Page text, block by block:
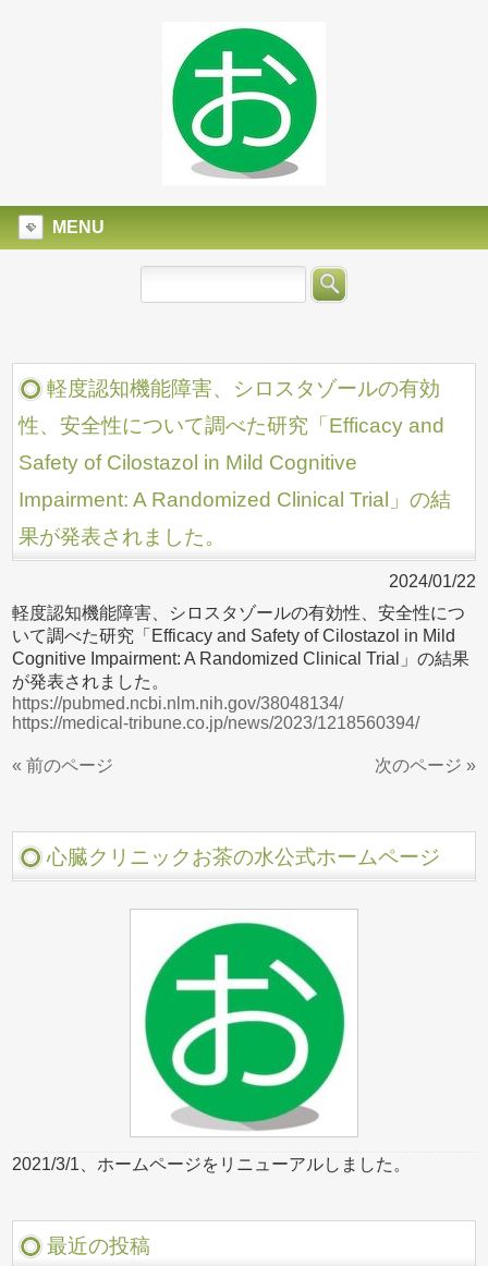
MENU
軽度認知機能障害、シロスタゾールの有効
性、安全性について調べた研究「Efficacy and
Safety of Cilostazol in Mild Cognitive
Impairment: A Randomized Clinical Trial」の結
果が発表されました。
2024/01/22
軽度認知機能障害、シロスタゾールの有効性、安全性につ
いて調べた研究「Efficacy and Safety of Cilostazol in Mild
Cognitive Impairment: A Randomized Clinical Trial」の結果
が発表されました。
https://pubmed.ncbi.nlm.nih.gov/38048134/
https://medical-tribune.co.jp/news/2023/1218560394/
« 前のページ 次のページ »
心臓クリニックお茶の水公式ホームページ
2021/3/1、ホームページをリニューアルしました。
最近の投稿